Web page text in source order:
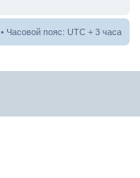
• Часовой пояс: UTC + 3 часа